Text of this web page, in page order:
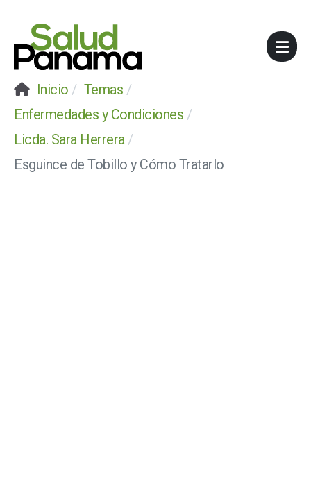
Inicio
Temas
Enfermedades y Condiciones
Licda. Sara Herrera
Esguince de Tobillo y Cómo Tratarlo